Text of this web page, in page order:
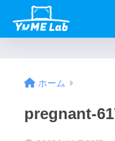
ホーム
pregnant-